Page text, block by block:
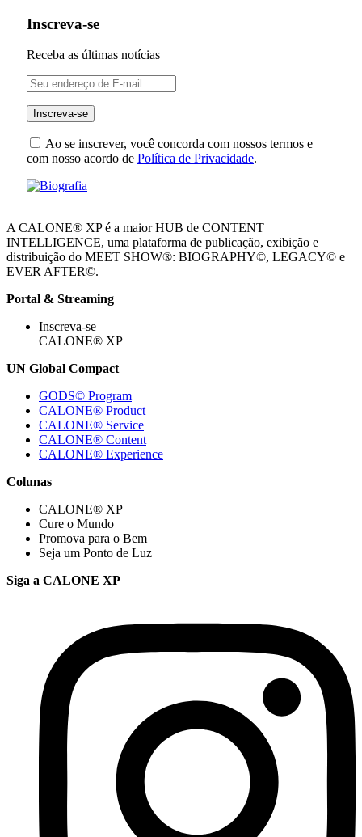
Inscreva-se
Receba as últimas notícias
Ao se inscrever, você concorda com nossos termos e
com nosso acordo de Política de Privacidade.
A CALONE® XP é a maior HUB de CONTENT
INTELLIGENCE, uma plataforma de publicação, exibição e
distribuição do MEET SHOW®: BIOGRAPHY©, LEGACY© e
EVER AFTER©.
Portal & Streaming
Inscreva-se
CALONE® XP
UN Global Compact
GODS© Program
CALONE® Product
CALONE® Service
CALONE® Content
CALONE® Experience
Colunas
CALONE® XP
Cure o Mundo
Promova para o Bem
Seja um Ponto de Luz
Siga a CALONE XP